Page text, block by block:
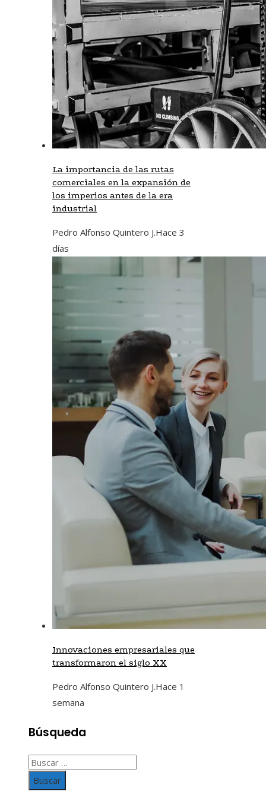
La importancia de las rutas
comerciales en la expansión de
los imperios antes de la era
industrial
Pedro Alfonso Quintero J.Hace 3
días
Innovaciones empresariales que
transformaron el siglo XX
Pedro Alfonso Quintero J.Hace 1
semana
Búsqueda
Buscar: